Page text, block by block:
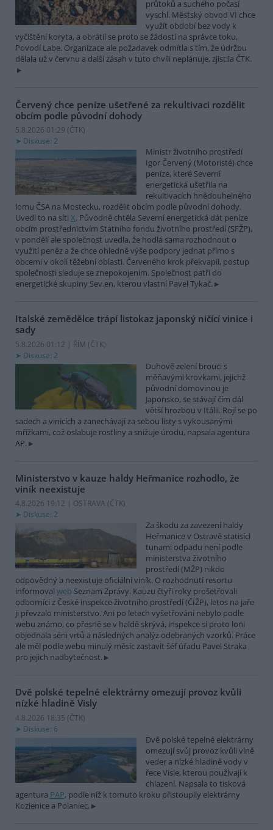
průtoků a suchého počasí
vyschl. Městský obvod VI chce
využít období bez vody k
vyčištění koryta, a obrátil se proto se žádostí na správce toku,
Povodí Labe. Organizace ale požadavek odmítla s tím, že údržbu
dělala už v červnu a další zásah v tuto chvíli neplánuje, zjistila ČTK.
Červený chce peníze ušetřené za rekultivaci rozdělit
obcím podle původní dohody
5.8.2026 01:29 (ČTK)
Diskuse: 2
Ministr životního prostředí
Igor Červený (Motoristé) chce
peníze, které Severní
energetická ušetřila na
rekultivacích hnědouhelného
lomu ČSA na Mostecku, rozdělit obcím podle původní dohody.
Uvedl to na síti X. Původně chtěla Severní energetická dát peníze
obcím prostřednictvím Státního fondu životního prostředí (SFŽP),
v pondělí ale společnost uvedla, že hodlá sama rozhodnout o
využití peněz a že chce ohledně výše podpory jednat přímo s
obcemi v okolí těžební oblasti. Červeného krok překvapil, postup
společnosti sleduje se znepokojením. Společnost patří do
energetické skupiny Sev.en, kterou vlastní Pavel Tykač.
Italské zemědělce trápí listokaz japonský ničící vinice i
sady
5.8.2026 01:12 | ŘÍM (ČTK)
Diskuse: 2
Duhově zelení brouci s
měňavými krovkami, jejichž
původní domovinou je
Japonsko, se stávají čím dál
větší hrozbou v Itálii. Rojí se po
sadech a vinicích a zanechávají za sebou listy s vykousanými
mřížkami, což oslabuje rostliny a snižuje úrodu, napsala agentura
AP.
Ministerstvo v kauze haldy Heřmanice rozhodlo, že
viník neexistuje
4.8.2026 19:12 | OSTRAVA (ČTK)
Diskuse: 2
Za škodu za zavezení haldy
Heřmanice v Ostravě statisíci
tunami odpadu není podle
ministerstva životního
prostředí (MŽP) nikdo
odpovědný a neexistuje oficiální viník. O rozhodnutí resortu
informoval web Seznam Zprávy. Kauzu čtyři roky prošetřovali
odborníci z České inspekce životního prostředí (ČIŽP), letos na jaře
ji převzalo ministerstvo. Ani po letech vyšetřování nebylo podle
webu známo, co přesně se v haldě skrývá, inspekce si proto loni
objednala sérii vrtů a následných analýz odebraných vzorků. Práce
ale měl podle webu minulý měsíc zastavit šéf úřadu Pavel Straka
pro jejich nadbytečnost.
Dvě polské tepelné elektrárny omezují provoz kvůli
nízké hladině Visly
4.8.2026 18:35 (ČTK)
Diskuse: 6
Dvě polské tepelné elektrárny
omezují svůj provoz kvůli vlně
veder a nízké hladině vody v
řece Visle, kterou používají k
chlazení. Napsala to tisková
agentura PAP, podle níž k tomuto kroku přistoupily elektrárny
Kozienice a Polaniec.